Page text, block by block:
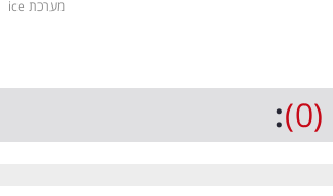
מערכת ice
(0)
: